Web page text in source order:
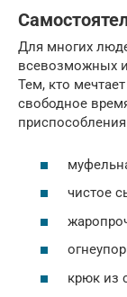
Для многих
всевозможных
Тем, кто
свободное
чистое
крюк из